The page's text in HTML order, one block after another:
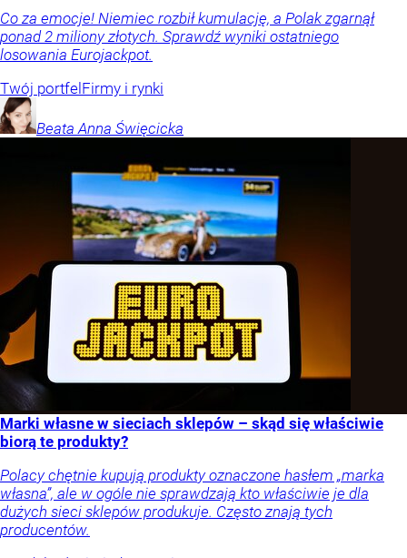
Co za emocje! Niemiec rozbił kumulację, a Polak zgarnął
ponad 2 miliony złotych. Sprawdź wyniki ostatniego
losowania Eurojackpot.
Twój portfel Firmy i rynki
Beata Anna Święcicka
Marki własne w sieciach sklepów – skąd się właściwie
biorą te produkty?
Polacy chętnie kupują produkty oznaczone hasłem „marka
własna”, ale w ogóle nie sprawdzają kto właściwie je dla
dużych sieci sklepów produkuje. Często znają tych
producentów.